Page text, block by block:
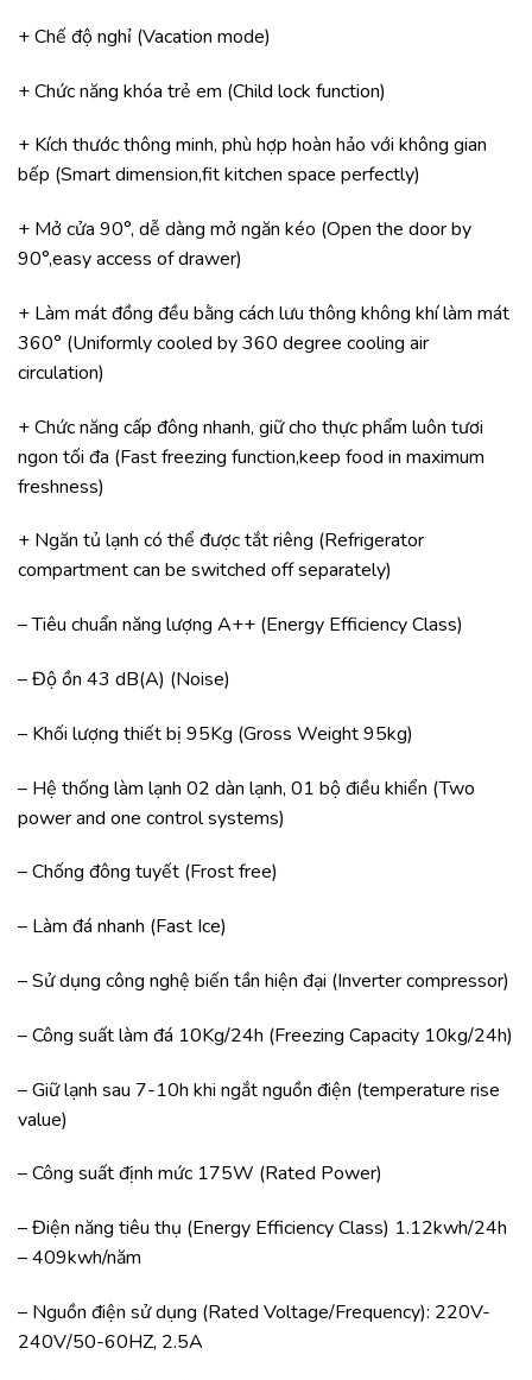
+ Chế độ nghỉ (Vacation mode)
+ Chức năng khóa trẻ em (Child lock function)
+ Kích thước thông minh, phù hợp hoàn hảo với không gian
bếp (Smart dimension,fit kitchen space perfectly)
+ Mở cửa 90°, dễ dàng mở ngăn kéo (Open the door by
90°,easy access of drawer)
+ Làm mát đồng đều bằng cách lưu thông không khí làm mát
360° (Uniformly cooled by 360 degree cooling air
circulation)
+ Chức năng cấp đông nhanh, giữ cho thực phẩm luôn tươi
ngon tối đa (Fast freezing function,keep food in maximum
freshness)
+ Ngăn tủ lạnh có thể được tắt riêng (Refrigerator
compartment can be switched off separately)
– Tiêu chuẩn năng lượng A++ (Energy Efficiency Class)
– Độ ồn 43 dB(A) (Noise)
– Khối lượng thiết bị 95Kg (Gross Weight 95kg)
– Hệ thống làm lạnh 02 dàn lạnh, 01 bộ điều khiển (Two
power and one control systems)
– Chống đông tuyết (Frost free)
– Làm đá nhanh (Fast Ice)
– Sử dụng công nghệ biến tần hiện đại (Inverter compressor)
– Công suất làm đá 10Kg/24h (Freezing Capacity 10kg/24h)
– Giữ lạnh sau 7-10h khi ngắt nguồn điện (temperature rise
value)
– Công suất định mức 175W (Rated Power)
– Điện năng tiêu thụ (Energy Efficiency Class) 1.12kwh/24h
– 409kwh/năm
– Nguồn điện sử dụng (Rated Voltage/Frequency): 220V-
240V/50-60HZ, 2.5A